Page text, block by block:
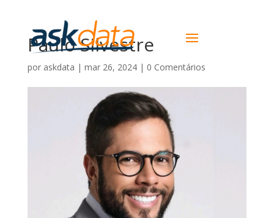
Paulo Silvestre
por askdata | mar 26, 2024| 0 Comentários